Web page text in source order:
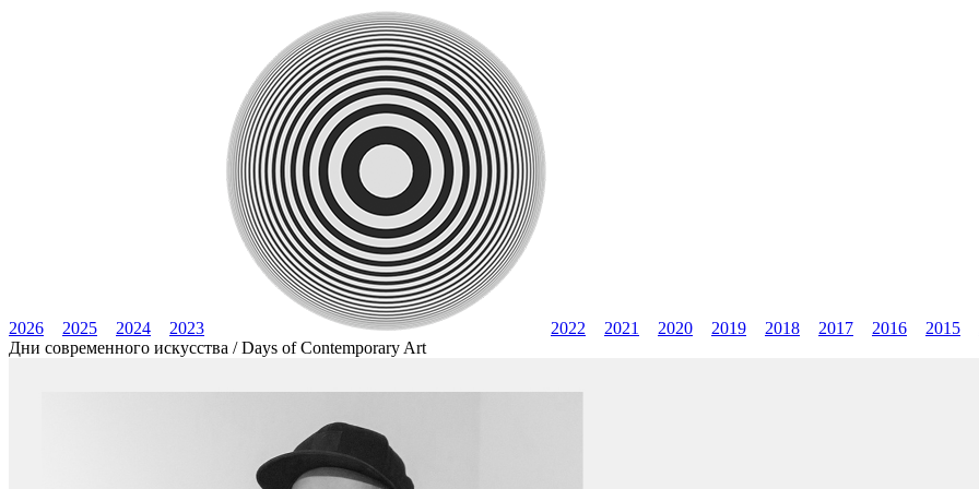
2026 2025 2024 2023 2022 2021 2020 2019 2018 2017 2016 2015
Дни современного искусства / Days of Contemporary Art